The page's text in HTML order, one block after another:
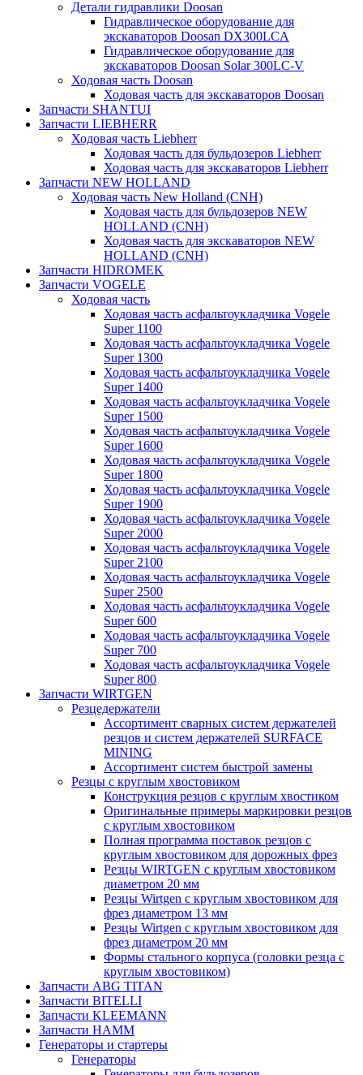
Детали гидравлики Doosan
Гидравлическое оборудование для
экскаваторов Doosan DX300LCA
Гидравлическое оборудование для
экскаваторов Doosan Solar 300LC-V
Ходовая часть Doosan
Ходовая часть для экскаваторов Doosan
Запчасти SHANTUI
Запчасти LIEBHERR
Ходовая часть Liebherr
Ходовая часть для бульдозеров Liebherr
Ходовая часть для экскаваторов Liebherr
Запчасти NEW HOLLAND
Ходовая часть New Holland (CNH)
Ходовая часть для бульдозеров NEW
HOLLAND (CNH)
Ходовая часть для экскаваторов NEW
HOLLAND (CNH)
Запчасти HIDROMEK
Запчасти VOGELE
Ходовая часть
Ходовая часть асфальтоукладчика Vogele
Super 1100
Ходовая часть асфальтоукладчика Vogele
Super 1300
Ходовая часть асфальтоукладчика Vogele
Super 1400
Ходовая часть асфальтоукладчика Vogele
Super 1500
Ходовая часть асфальтоукладчика Vogele
Super 1600
Ходовая часть асфальтоукладчика Vogele
Super 1800
Ходовая часть асфальтоукладчика Vogele
Super 1900
Ходовая часть асфальтоукладчика Vogele
Super 2000
Ходовая часть асфальтоукладчика Vogele
Super 2100
Ходовая часть асфальтоукладчика Vogele
Super 2500
Ходовая часть асфальтоукладчика Vogele
Super 600
Ходовая часть асфальтоукладчика Vogele
Super 700
Ходовая часть асфальтоукладчика Vogele
Super 800
Запчасти WIRTGEN
Резцедержатели
Ассортимент сварных систем держателей
резцов и систем держателей SURFACE
MINING
Ассортимент систем быстрой замены
Резцы с круглым хвостовиком
Конструкция резцов с круглым хвостиком
Оригинальные примеры маркировки резцов
с круглым хвостовиком
Полная программа поставок резцов с
круглым хвостовиком для дорожных фрез
Резцы WIRTGEN с круглым хвостовиком
диаметром 20 мм
Резцы Wirtgen с круглым хвостовиком для
фрез диаметром 13 мм
Резцы Wirtgen с круглым хвостовиком для
фрез диаметром 20 мм
Формы стального корпуса (головки резца с
круглым хвостовиком)
Запчасти ABG TITAN
Запчасти BITELLI
Запчасти KLEEMANN
Запчасти HAMM
Генераторы и стартеры
Генераторы